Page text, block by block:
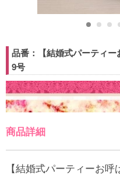
品番：【結婚式パーティー
9号
商品詳細
【結婚式パーティーお